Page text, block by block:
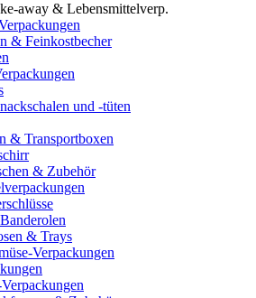
away & Lebensmittelverp.
& Feinkostbecher
und -tüten
& Transportboxen
& Zubehör
& Trays
Verpackungen